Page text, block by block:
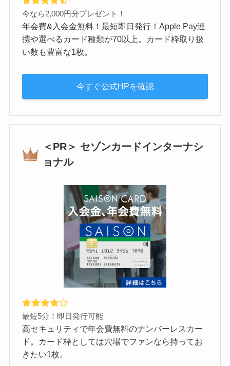
今なら2,000円分プレゼント！
年会費&入会金無料！最短即日発行！Apple Pay連
携や選べるカード種類が70以上。カード枠取り扱
い数も豊富な1枚。
今すぐ公式HPを確認
＜PR＞ セゾンカードインターナシ
ョナル
最短5分！即日発行可能
高セキュリティで年会費無料のナンバーレスカー
ド。カード枠としては穴場でファンなら持ってお
きたい1枚。